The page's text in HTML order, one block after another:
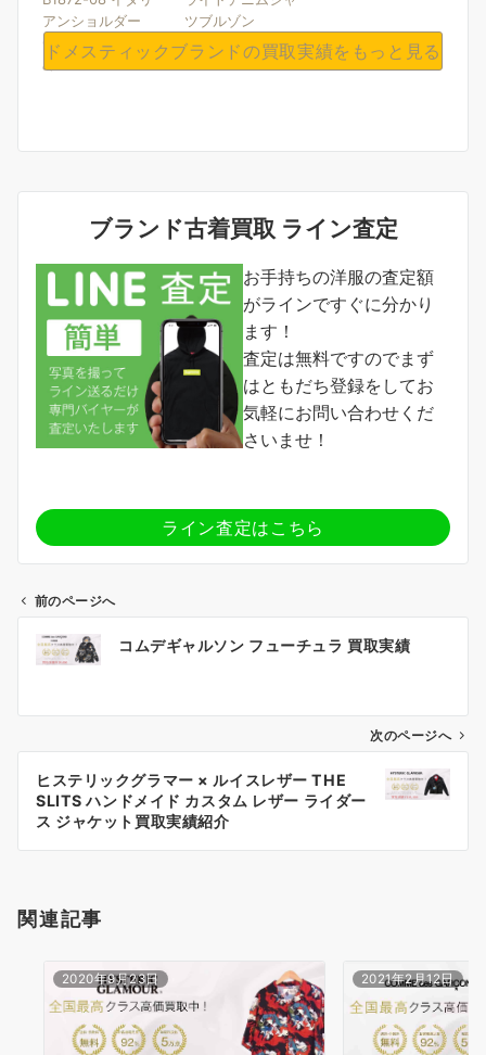
アンショルダー
0.6mm 製品染
め....
ツブルゾン
ドメスティックブランドの買取実績をもっと見る
ブランド古着買取 ライン査定
お手持ちの洋服の査定額
がラインですぐに分かり
ます！
査定は無料ですのでまず
はともだち登録をしてお
気軽にお問い合わせくだ
さいませ！
ライン査定はこちら
ビ
ン
前のページへ
コムデギャルソン フューチュラ 買取実績
次のページへ
ヒステリックグラマー × ルイスレザー THE
SLITS ハンドメイド カスタム レザー ライダー
ス ジャケット買取実績紹介
関連記事
2020年9月23日 2021年2月12日